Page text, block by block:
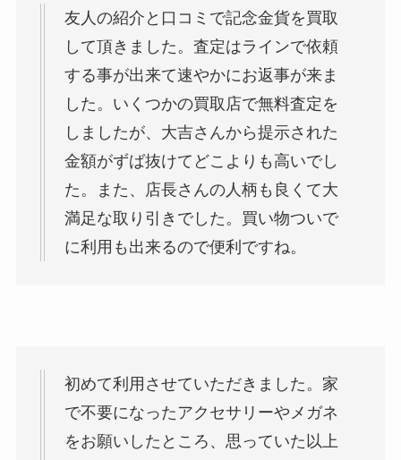
友人の紹介と口コミで記念金貨を買取
して頂きました。査定はラインで依頼
する事が出来て速やかにお返事が来ま
した。いくつかの買取店で無料査定を
しましたが、大吉さんから提示された
金額がずば抜けてどこよりも高いでし
た。また、店長さんの人柄も良くて大
満足な取り引きでした。買い物ついで
に利用も出来るので便利ですね。
初めて利用させていただきました。家
で不要になったアクセサリーやメガネ
をお願いしたところ、思っていた以上